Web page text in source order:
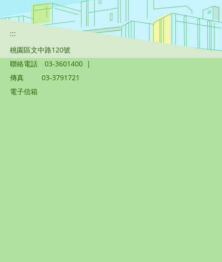
:::
桃園區文中路120號
聯絡電話
03-3601400 |
傳真
03-3791721
電子信箱